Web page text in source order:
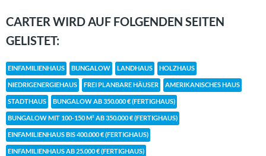
CARTER WIRD AUF FOLGENDEN SEITEN
GELISTET:
EINFAMILIENHAUS BUNGALOW LANDHAUS HOLZHAUS
NIEDRIGENERGIEHAUS FREI PLANBARE HÄUSER AMERIKANISCHES HAUS
STADTHAUS BUNGALOW AB 350.000 € (FERTIGHAUS)
BUNGALOW MIT 100-150 M² AB 350.000 € (FERTIGHAUS)
EINFAMILIENHAUS BIS 400.000 € (FERTIGHAUS)
EINFAMILIENHAUS AB 25.000 € (FERTIGHAUS)